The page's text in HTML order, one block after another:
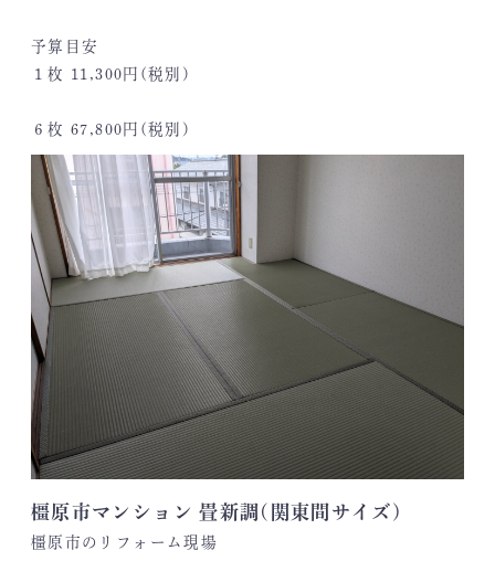
予算目安
１枚 11,300円(税別)
６枚 67,800円(税別)
橿原市マンション 畳新調(関東間サイズ)
橿原市のリフォーム現場